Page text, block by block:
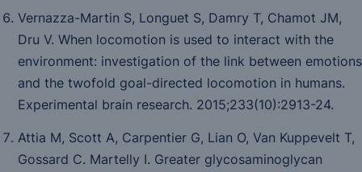
Vernazza-Martin S, Longuet S, Damry T, Chamot JM,
Dru V. When locomotion is used to interact with the
environment: investigation of the link between emotions
and the twofold goal-directed locomotion in humans.
Experimental brain research. 2015;233(10):2913-24.
Attia M, Scott A, Carpentier G, Lian O, Van Kuppevelt T,
Gossard C. Martelly I. Greater glycosaminoglycan